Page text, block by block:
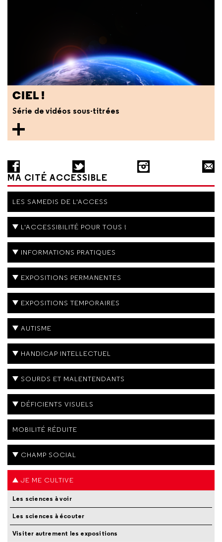
CIEL !
Série de vidéos sous-titrées
MA CITÉ ACCESSIBLE
LES SAMEDIS DE L'ACCESS
L'ACCESSIBILITÉ POUR TOUS !
INFORMATIONS PRATIQUES
EXPOSITIONS PERMANENTES
EXPOSITIONS TEMPORAIRES
AUTISME
HANDICAP INTELLECTUEL
SOURDS ET MALENTENDANTS
DÉFICIENTS VISUELS
MOBILITÉ RÉDUITE
CHAMP SOCIAL
JE ME CULTIVE
Les sciences à voir
Les sciences à écouter
Visiter autrement les expositions